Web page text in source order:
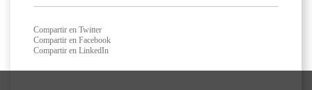
Compartir en Twitter
Compartir en Facebook
Compartir en LinkedIn